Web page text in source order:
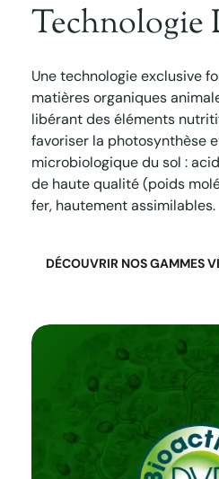
Technologie
Une technologie exclusive
matières organiques
libérant des éléments
favoriser la photosynthèse
microbiologique du sol :
de haute qualité (poids
fer, hautement assimilables.
DÉCOUVRIR NOS GAMMES